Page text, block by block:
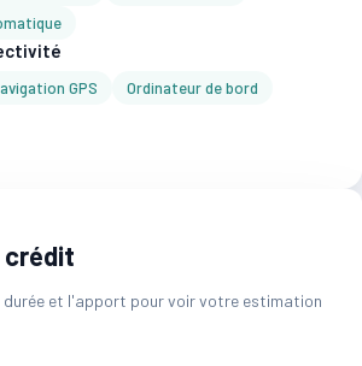
GPS Ordinateur de bord
crédit
durée et l'apport pour voir votre estimation